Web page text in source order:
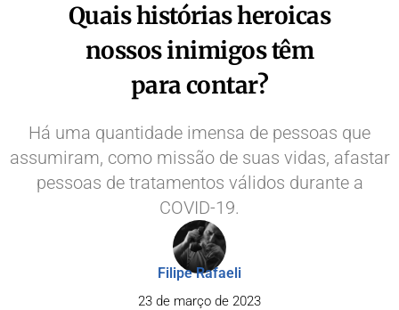
Quais histórias heroicas
nossos inimigos têm
para contar?
Há uma quantidade imensa de pessoas que
assumiram, como missão de suas vidas, afastar
pessoas de tratamentos válidos durante a
COVID-19.
Filipe Rafaeli
23 de março de 2023